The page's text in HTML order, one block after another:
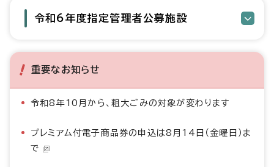
令和6年度指定管理者公募施設
重要なお知らせ
令和8年10月から、粗大ごみの対象が変わります
プレミアム付電子商品券の申込は8月14日（金曜日）ま
で